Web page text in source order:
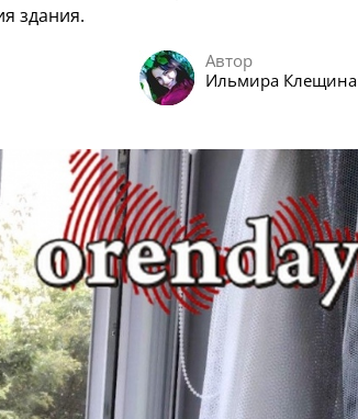
здания.
Автор
Ильмира Клещина